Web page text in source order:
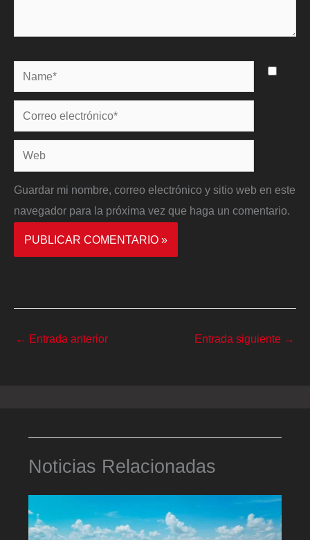
Name*
Correo
electrónico*
Web
Guardar mi nombre, correo electrónico y sitio web en este
navegador para la próxima vez que haga un comentario.
← Entrada anterior Entrada siguiente →
Noticias Relacionadas